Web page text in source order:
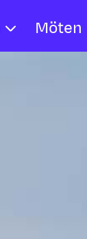
Möten